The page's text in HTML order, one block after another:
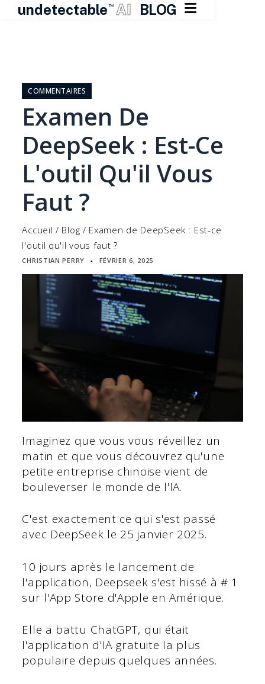
undetectable TM AI BLOG 
contentCOMMENTAIRES
Examen De
DeepSeek : Est-Ce
L'outil Qu'il Vous
Faut ?
Accueil / Blog / Examen de DeepSeek : Est-ce
l'outil qu'il vous faut ?
CHRISTIAN PERRY ▪ FÉVRIER 6, 2025
Imaginez que vous vous réveillez un
matin et que vous découvrez qu'une
petite entreprise chinoise vient de
bouleverser le monde de l'IA.
C'est exactement ce qui s'est passé
avec DeepSeek le 25 janvier 2025.
10 jours après le lancement de
l'application, Deepseek s'est hissé à # 1
sur l'App Store d'Apple en Amérique.
Elle a battu ChatGPT, qui était
l'application d'IA gratuite la plus
populaire depuis quelques années.